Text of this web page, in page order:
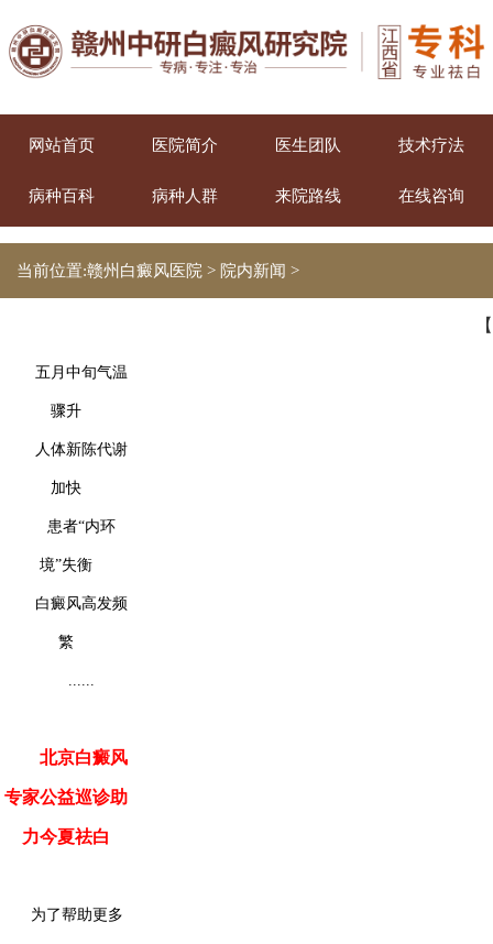
网站首页 医院简介 医生团队 技术疗法
病种百科 病种人群 来院路线 在线咨询
当前位置:赣州白癜风医院 > 院内新闻 >
五月中旬气温
骤升
人体新陈代谢
加快
患者“内环
境”失衡
白癜风高发频
繁
......
北京白癜风
专家公益巡诊助
力今夏祛白
为了帮助更多